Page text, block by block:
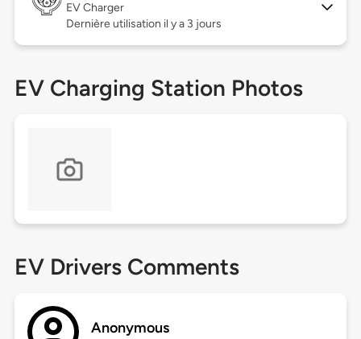
EV Charger
Dernière utilisation il y a 3 jours
EV Charging Station Photos
EV Drivers Comments
Anonymous